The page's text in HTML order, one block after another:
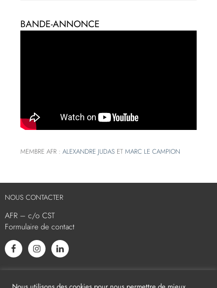
BANDE-ANNONCE
MEMBRE AFR :ALEXANDRE JUDAS ETMARC LE CAMPION
NOUS CONTACTER
AFR – c/o CST
Formulaire de contact